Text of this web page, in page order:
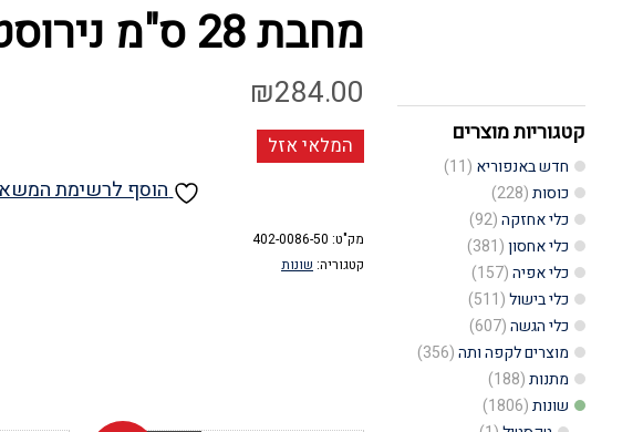
קטגוריות מוצרים
חדש באנפוריא (11)
כוסות(228)
כלי אחזקה(92)
כלי אחסון(381)
כלי אפיה(157)
כלי בישול(511)
כלי הגשה(607)
מוצרים לקפה ותה(356)
מתנות(188)
שונות(1806)
מחבת 28 ס"מ נירוסטה
₪284.00
המלאי אזל
הוסף לרשימת
מק"ט: 402-0086-50
קטגוריה: שונות